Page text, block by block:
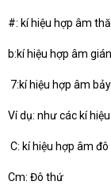
#: kí hiệu hợp âm
b:kí hiệu hợp âm
7:kí hiệu hợp âm bảy
Ví dụ: như các kí
C: kí hiệu hợp âm
Cm: Đô thứ